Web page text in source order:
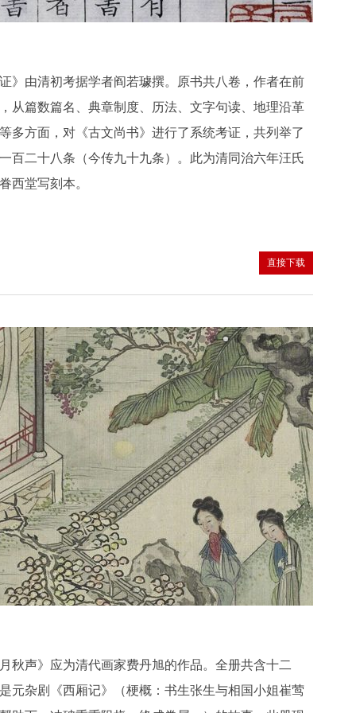
》由清初考据学者阎若璩撰。原书共八卷，作者在前
从篇数篇名、典章制度、历法、文字句读、地理沿革
多方面，对《古文尚书》进行了系统考证，共列举了
百二十八条（今传九十九条）。此为清同治六年汪氏
西堂写刻本。
直接下载
秋声》应为清代画家费丹旭的作品。全册共含十二
元杂剧《西厢记》（梗概：书生张生与相国小姐崔莺